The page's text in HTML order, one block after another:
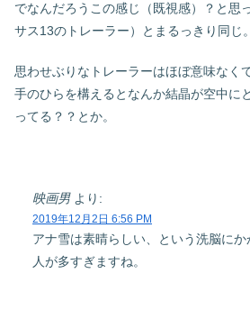
でなんだろうこの感じ（既視感）？と思
サス13のトレーラー）とまるっきり同じ。
思わせぶりなトレーラーはほぼ意味なくて
手のひらを構えるとなんか結晶が空中に
ってる？？とか。
映画男 より:
2019年12月2日 6:56 PM
アナ雪は素晴らしい、という洗脳にか
人が多すぎますね。